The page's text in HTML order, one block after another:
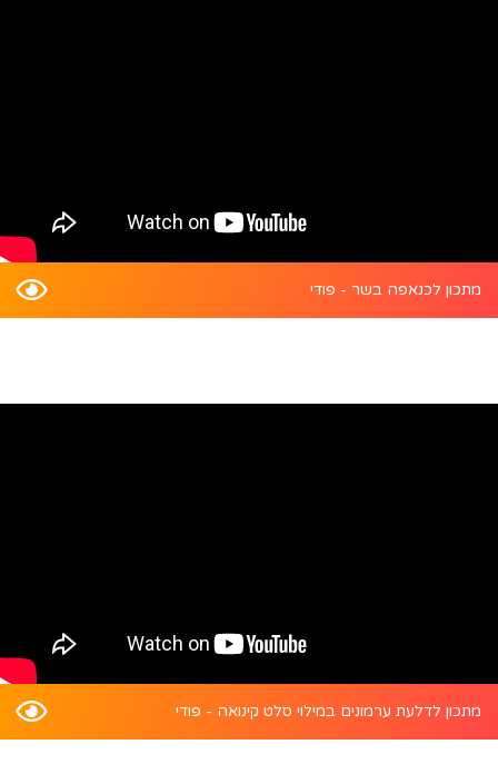
מתכון לכנאפה בשר - פודי
מתכון לדלעת ערמונים במילוי סלט קינואה - פודי